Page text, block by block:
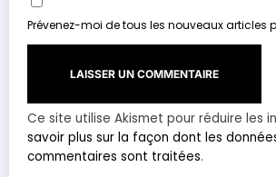
Prévenez-moi de tous les nouveaux articles
Ce site utilise Akismet pour réduire les
savoir plus sur la façon dont les
commentaires sont traitées.